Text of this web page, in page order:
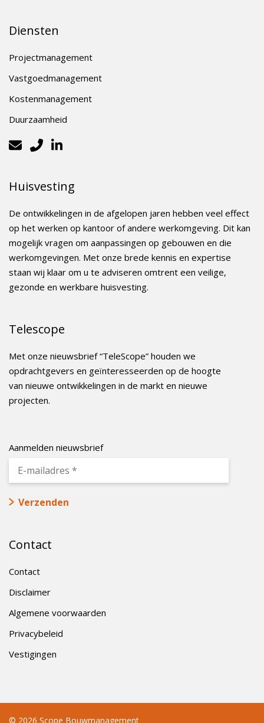
Diensten
Projectmanagement
Vastgoedmanagement
Kostenmanagement
Duurzaamheid
Huisvesting
De ontwikkelingen in de afgelopen jaren hebben veel effect
op het werken op kantoor of andere werkomgeving. Dit kan
mogelijk vragen om aanpassingen op gebouwen en die
werkomgevingen. Met onze brede kennis en expertise
staan wij klaar om u te adviseren omtrent een veilige,
gezonde en werkbare huisvesting.
Telescope
Met onze nieuwsbrief “TeleScope” houden we
opdrachtgevers en geïnteresseerden op de hoogte
van nieuwe ontwikkelingen in de markt en nieuwe
projecten.
Aanmelden nieuwsbrief
Contact
Contact
Disclaimer
Algemene voorwaarden
Privacybeleid
Vestigingen
© 2026 Scope Bouwmanagement